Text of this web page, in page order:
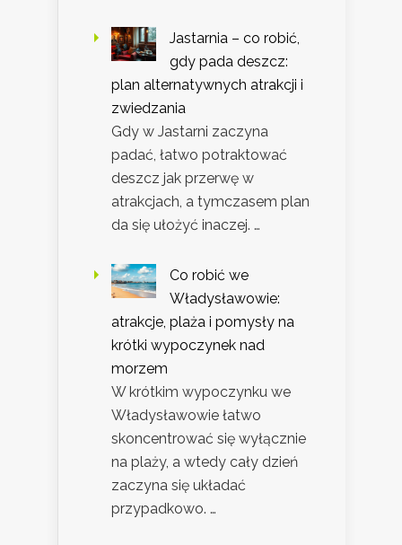
Jastarnia – co robić,
gdy pada deszcz:
plan alternatywnych atrakcji i
zwiedzania
Gdy w Jastarni zaczyna
padać, łatwo potraktować
deszcz jak przerwę w
atrakcjach, a tymczasem plan
da się ułożyć inaczej. …
Co robić we
Władysławowie:
atrakcje, plaża i pomysły na
krótki wypoczynek nad
morzem
W krótkim wypoczynku we
Władysławowie łatwo
skoncentrować się wyłącznie
na plaży, a wtedy cały dzień
zaczyna się układać
przypadkowo. …